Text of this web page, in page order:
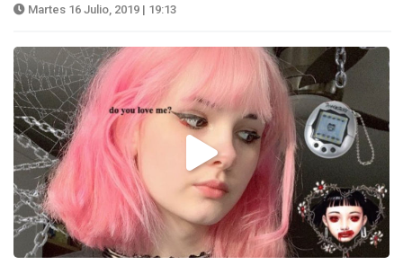
Martes 16 Julio, 2019 | 19:13